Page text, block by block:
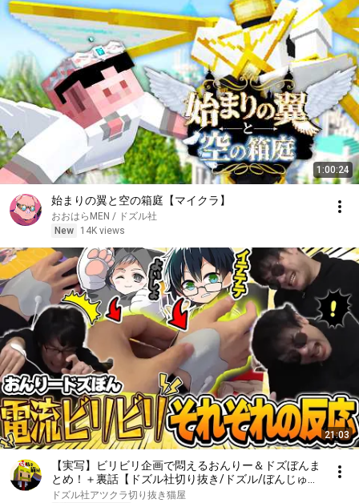
1:00:24
始まりの翼と空の箱庭【マイクラ】
おおはらMEN / ドズル社
New
14K views
21:03
【実写】ビリビリ企画で悶えるおんりー＆ドズぼんま
とめ！＋裏話【ドズル社切り抜き/ドズル/ぼんじゅう
る/おんりー/ネコおじ】
ドズル社アツクラ切り抜き猫屋